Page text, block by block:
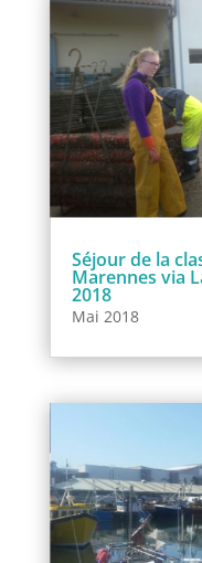
Séjour de la
Marennes via
2018
Mai 2018